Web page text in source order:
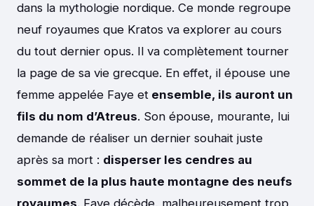
dans la mythologie nordique. Ce monde regroupe
neuf royaumes que Kratos va explorer au cours
du tout dernier opus. Il va complètement tourner
la page de sa vie grecque. En effet, il épouse une
femme appelée Faye et ensemble, ils auront un
fils du nom d’Atreus. Son épouse, mourante, lui
demande de réaliser un dernier souhait juste
après sa mort : disperser les cendres au
sommet de la plus haute montagne des neufs